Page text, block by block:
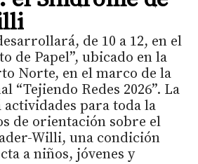
de 10 a 12, en el
de Papel”, ubicado en la
Norte, en el marco de la
“Tejiendo Redes 2026”. La
para toda la
de orientación sobre el
Willi, una condición
a niños, jóvenes y